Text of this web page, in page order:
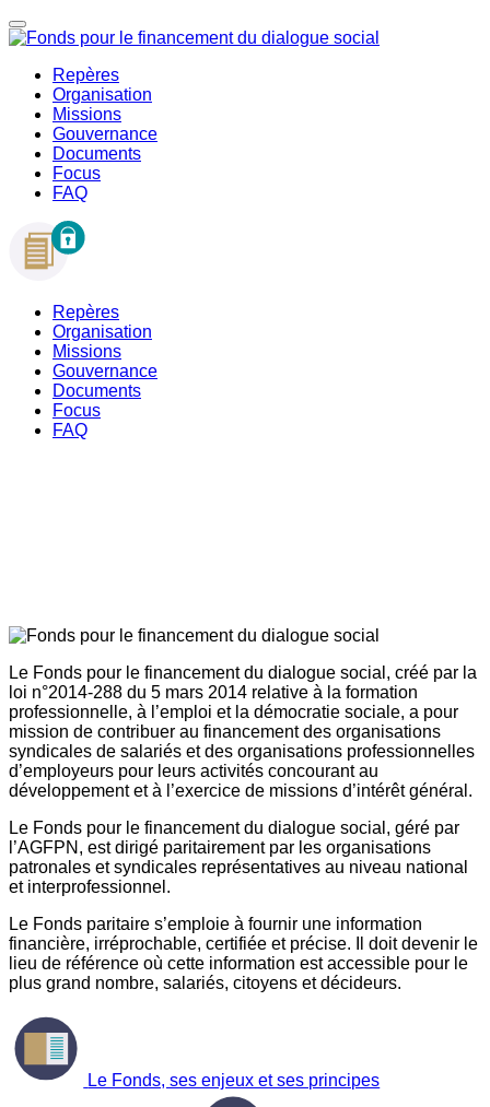
Repères
Organisation
Missions
Gouvernance
Documents
Focus
FAQ
Repères
Organisation
Missions
Gouvernance
Documents
Focus
FAQ
Le Fonds pour le financement du dialogue social, créé par la
loi n°2014-288 du 5 mars 2014 relative à la formation
professionnelle, à l’emploi et la démocratie sociale, a pour
mission de contribuer au financement des organisations
syndicales de salariés et des organisations professionnelles
d’employeurs pour leurs activités concourant au
développement et à l’exercice de missions d’intérêt général.
Le Fonds pour le financement du dialogue social, géré par
l’AGFPN, est dirigé paritairement par les organisations
patronales et syndicales représentatives au niveau national
et interprofessionnel.
Le Fonds paritaire s’emploie à fournir une information
financière, irréprochable, certifiée et précise. Il doit devenir le
lieu de référence où cette information est accessible pour le
plus grand nombre, salariés, citoyens et décideurs.
Le Fonds, ses enjeux et ses principes